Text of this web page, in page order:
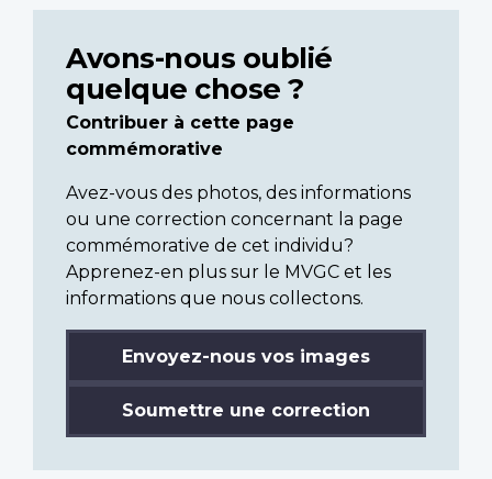
Avons-nous oublié
quelque chose ?
Contribuer à cette page
commémorative
Avez-vous des photos, des informations
ou une correction concernant la page
commémorative de cet individu?
Apprenez-en plus sur le MVGC et les
informations que nous collectons.
Envoyez-nous vos images
Soumettre une correction